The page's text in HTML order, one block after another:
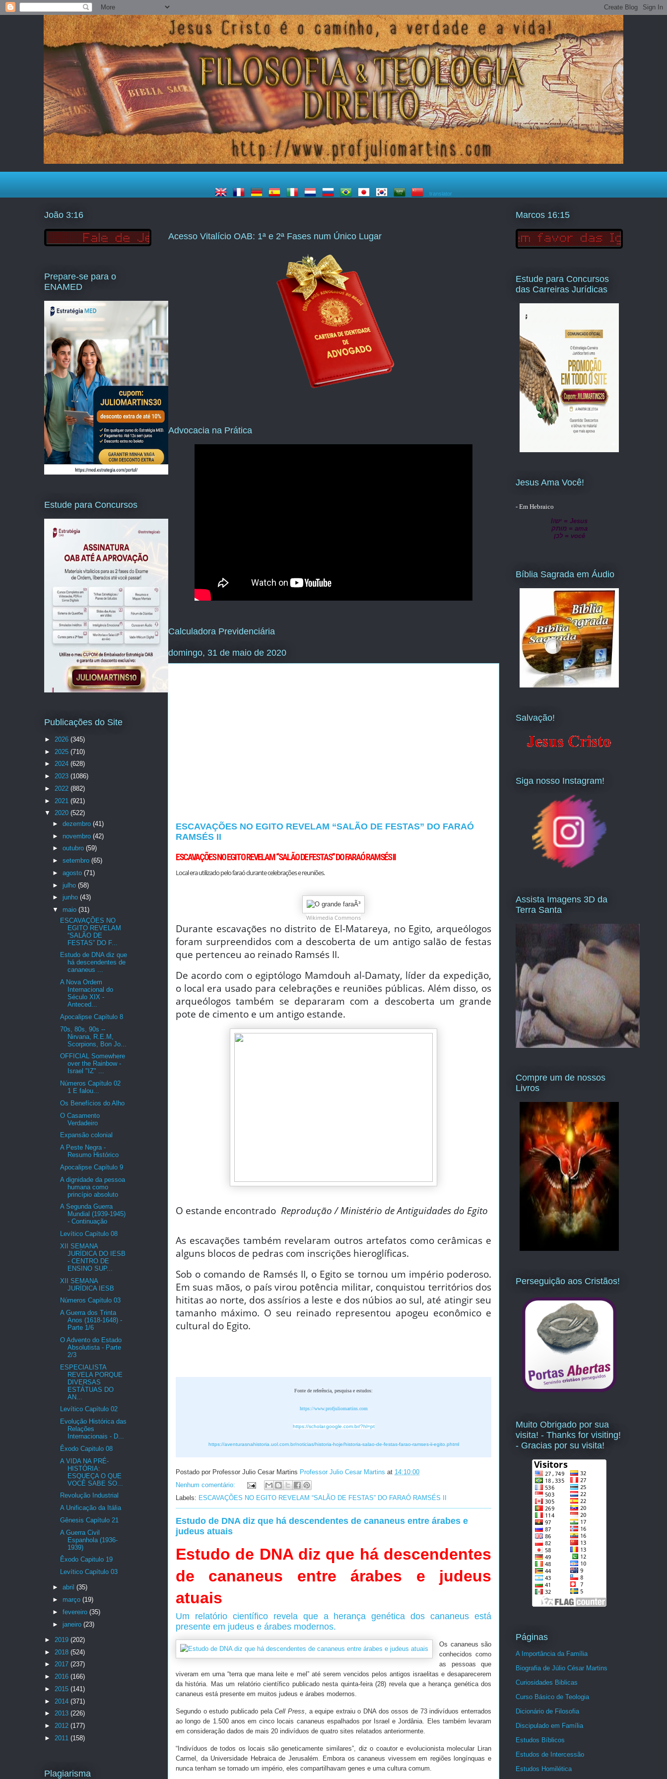
translator
Acesso Vitalício OAB: 1ª e 2ª Fases num Único Lugar
Advocacia na Prática
Calculadora Previdenciária
domingo, 31 de maio de 2020
ESCAVAÇÕES NO EGITO REVELAM “SALÃO DE FESTAS” DO FARAÓ
RAMSÉS II
ESCAVAÇÕES NO EGITO REVELAM “SALÃO DE FESTAS” DO FARAÓ RAMSÉS II
Local era utilizado pelo faraó durante celebrações e reuniões.
Wikimedia Commons
Durante escavações no distrito de El-Matareya, no Egito, arqueólogos
foram surpreendidos com a descoberta de um antigo salão de festas
que pertenceu ao reinado Ramsés II.
De acordo com o egiptólogo Mamdouh al-Damaty, líder da expedição,
o local era usado para celebrações e reuniões públicas. Além disso, os
arqueólogos também se depararam com a descoberta um grande
pote de cimento e um antigo estande.
O estande encontrado Reprodução / Ministério de Antiguidades do Egito
As escavações também revelaram outros artefatos como cerâmicas e
alguns blocos de pedras com inscrições hieroglíficas.
Sob o comando de Ramsés II, o Egito se tornou um império poderoso.
Em suas mãos, o país virou potência militar, conquistou territórios dos
hititas ao norte, dos assírios a leste e dos núbios ao sul, até atingir seu
tamanho máximo. O seu reinado representou apogeu econômico e
cultural do Egito.
Fonte de referência, pesquisa e estudos:
https://www.profjuliomartins.com
https://scholar.google.com.br/?hl=pt
https://aventurasnahistoria.uol.com.br/noticias/historia-hoje/historia-salao-de-festas-farao-ramses-ii-egito.phtml
Postado por Professor Julio Cesar Martins Professor Julio Cesar Martins at 14:10:00
Nenhum comentário:
Labels: ESCAVAÇÕES NO EGITO REVELAM “SALÃO DE FESTAS” DO FARAÓ RAMSÉS II
Estudo de DNA diz que há descendentes de cananeus entre árabes e
judeus atuais
Estudo de DNA diz que há descendentes
de cananeus entre árabes e judeus
atuais
Um relatório científico revela que a herança genética dos cananeus está
presente em judeus e árabes modernos.
Os cananeus são
conhecidos como
as pessoas que
viveram em uma “terra que mana leite e mel” até serem vencidos pelos antigos israelitas e desaparecerem
da história. Mas um relatório científico publicado nesta quinta-feira (28) revela que a herança genética dos
cananeus está presente em muitos judeus e árabes modernos.
Segundo o estudo publicado pelaCell Press, a equipe extraiu o DNA dos ossos de 73 indivíduos enterrados
ao longo de 1.500 anos em cinco locais cananeus espalhados por Israel e Jordânia. Eles também levaram
em consideração dados de mais 20 indivíduos de quatro sites relatados anteriormente.
“Indivíduos de todos os locais são geneticamente similares”, diz o coautor e evolucionista molecular Liran
Carmel, da Universidade Hebraica de Jerusalém. Embora os cananeus vivessem em regiões longínquas e
nunca tenham se tornado um império, eles compartilhavam genes e uma cultura comum.
João 3:16
Prepare-se para o
ENAMED
Estude para Concursos
Publicações do Site
► 2026 (345)
► 2025 (710)
► 2024 (628)
► 2023 (1086)
► 2022 (882)
► 2021 (921)
▼ 2020 (522)
► dezembro (41)
► novembro (42)
► outubro (59)
► setembro (65)
► agosto (71)
► julho (58)
► junho (43)
▼ maio (31)
ESCAVAÇÕES NO
EGITO REVELAM
“SALÃO DE
FESTAS” DO F...
Estudo de DNA diz que
há descendentes de
cananeus ...
A Nova Ordem
Internacional do
Século XIX -
Anteced...
Apocalipse Capítulo 8
70s, 80s, 90s --
Nirvana, R.E.M,
Scorpions, Bon Jo...
OFFICIAL Somewhere
over the Rainbow -
Israel "IZ" ...
Números Capítulo 02
1 E falou...
Os Benefícios do Alho
O Casamento
Verdadeiro
Expansão colonial
A Peste Negra -
Resumo Histórico
Apocalipse Capítulo 9
A dignidade da pessoa
humana como
princípio absoluto
A Segunda Guerra
Mundial (1939-1945)
- Continuação
Levítico Capítulo 08
XII SEMANA
JURÍDICA DO IESB
- CENTRO DE
ENSINO SUP...
XII SEMANA
JURÍDICA IESB
Números Capítulo 03
A Guerra dos Trinta
Anos (1618-1648) -
Parte 1/6
O Advento do Estado
Absolutista - Parte
2/3
ESPECIALISTA
REVELA PORQUE
DIVERSAS
ESTÁTUAS DO
AN...
Levítico Capítulo 02
Evolução Histórica das
Relações
Internacionais - D...
Êxodo Capitulo 08
A VIDA NA PRÉ-
HISTÓRIA:
ESQUEÇA O QUE
VOCÊ SABE SO...
Revolução Industrial
A Unificação da Itália
Gênesis Capítulo 21
A Guerra Civil
Espanhola (1936-
1939)
Êxodo Capitulo 19
Levítico Capítulo 03
► abril (35)
► março (19)
► fevereiro (35)
► janeiro (23)
► 2019 (202)
► 2018 (524)
► 2017 (237)
► 2016 (166)
► 2015 (141)
► 2014 (371)
► 2013 (226)
► 2012 (177)
► 2011 (158)
Plagiarisma
Marcos 16:15
Estude para Concursos
das Carreiras Jurídicas
Jesus Ama Você!
- Em Hebraico
lישו = Jesus
מותק = ama
לכן = você
Bíblia Sagrada em Áudio
Salvação!
Siga nosso Instagram!
Assista Imagens 3D da
Terra Santa
Compre um de nossos
Livros
Perseguição aos Cristãos!
Muito Obrigado por sua
visita! - Thanks for visiting!
- Gracias por su visita!
Páginas
A Importância da Família
Biografia de Júlio César Martins
Curiosidades Biblicas
Curso Básico de Teologia
Dicionário de Filosofia
Discipulado em Família
Estudos Bíblicos
Estudos de Intercessão
Estudos Homilética